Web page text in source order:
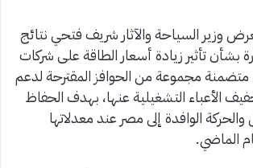
وزير السياحة والآثار شريف فتحي نتائج
بشأن تأثير زيادة أسعار الطاقة على شركات
متضمنة مجموعة من الحوافز المقترحة لدعم
الأعباء التشغيلية عنها، بهدف الحفاظ
الوافدة إلى مصر عند معدلاتها
الماضي.